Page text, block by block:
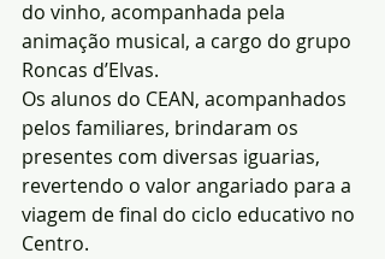
do vinho, acompanhada pela
animação musical, a cargo do grupo
Roncas d’Elvas.
Os alunos do CEAN, acompanhados
pelos familiares, brindaram os
presentes com diversas iguarias,
revertendo o valor angariado para a
viagem de final do ciclo educativo no
Centro.